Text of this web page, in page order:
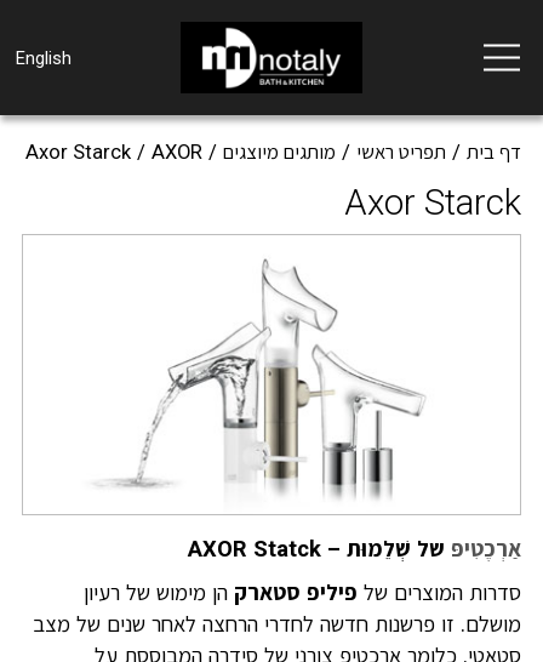
Toggle
navigation
English
דף בית תפריט ראשי מותגים מיוצגים AXOR
Axor Starck
Axor Starck
אַרְכֶטִיפּ של שְׁלֵמוּת –AXOR Statck
סדרות המוצרים של פיליפ סטארק הן מימוש של רעיון
מושלם. זו פרשנות חדשה לחדרי הרחצה לאחר שנים של מצב
סטאטי. כלומר ארכטיפ צורני של סידרה המבוססת על